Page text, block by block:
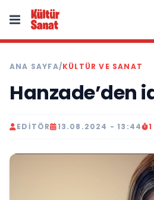
ANA SAYFA/KÜLTÜR VE SANAT
Hanzade’den
EDITÖR 13.08.2024 - 13:44